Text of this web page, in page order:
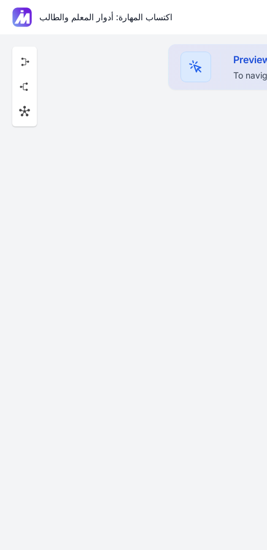
اكتساب المهارة: أدوار المعلم والطالب
To